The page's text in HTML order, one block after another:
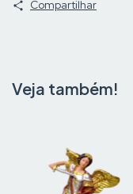
Compartilhar
Veja também!